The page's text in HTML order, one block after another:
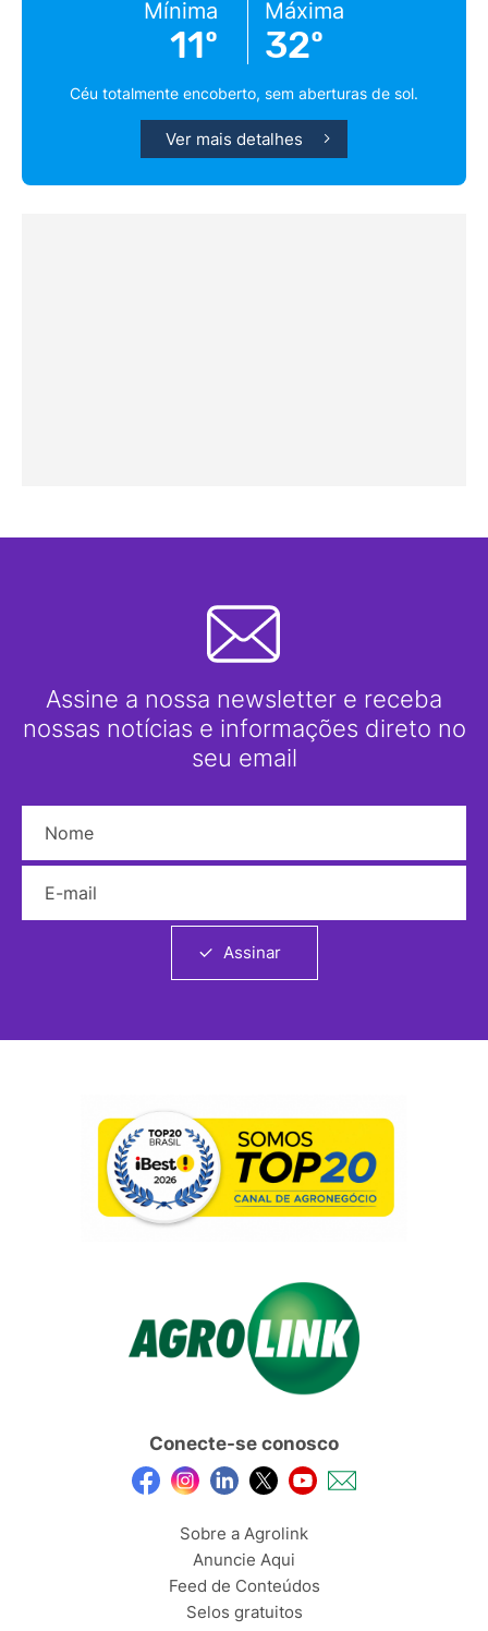
Mínima
11º
Máxima
32º
Céu totalmente encoberto, sem aberturas de sol.
Ver mais detalhes
Assine a nossa newsletter e receba
nossas notícias e informações direto no
seu email
Assinar
Conecte-se conosco
Sobre a Agrolink
Anuncie Aqui
Feed de Conteúdos
Selos gratuitos